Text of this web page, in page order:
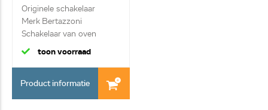
Originele schakelaar
Merk Bertazzoni
Schakelaar van oven
toon voorraad
Product informatie